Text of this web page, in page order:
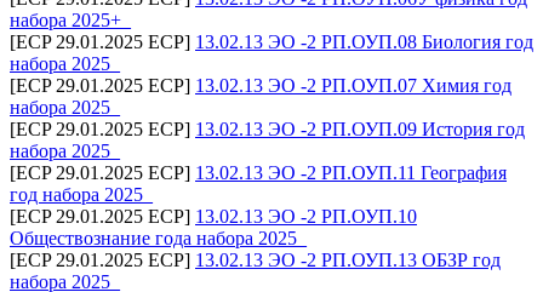
набора 2025+_
[ECP 29.01.2025 ECP] 13.02.13 ЭО -2 РП.ОУП.08 Биология год
набора 2025_
[ECP 29.01.2025 ECP] 13.02.13 ЭО -2 РП.ОУП.07 Химия год
набора 2025_
[ECP 29.01.2025 ECP] 13.02.13 ЭО -2 РП.ОУП.09 История год
набора 2025_
[ECP 29.01.2025 ECP] 13.02.13 ЭО -2 РП.ОУП.11 География
год набора 2025_
[ECP 29.01.2025 ECP] 13.02.13 ЭО -2 РП.ОУП.10
Обществознание года набора 2025_
[ECP 29.01.2025 ECP] 13.02.13 ЭО -2 РП.ОУП.13 ОБЗР год
набора 2025_